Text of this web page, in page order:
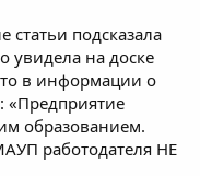
статьи подсказала
увидела на доске
в информации о
«Предприятие
образованием.
работодателя НЕ